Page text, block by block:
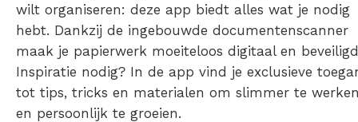
wilt organiseren: deze app biedt alles wat je nodig
hebt. Dankzij de ingebouwde documentenscanner
maak je papierwerk moeiteloos digitaal en
Inspiratie nodig? In de app vind je exclusieve
tot tips, tricks en materialen om slimmer te
en persoonlijk te groeien.